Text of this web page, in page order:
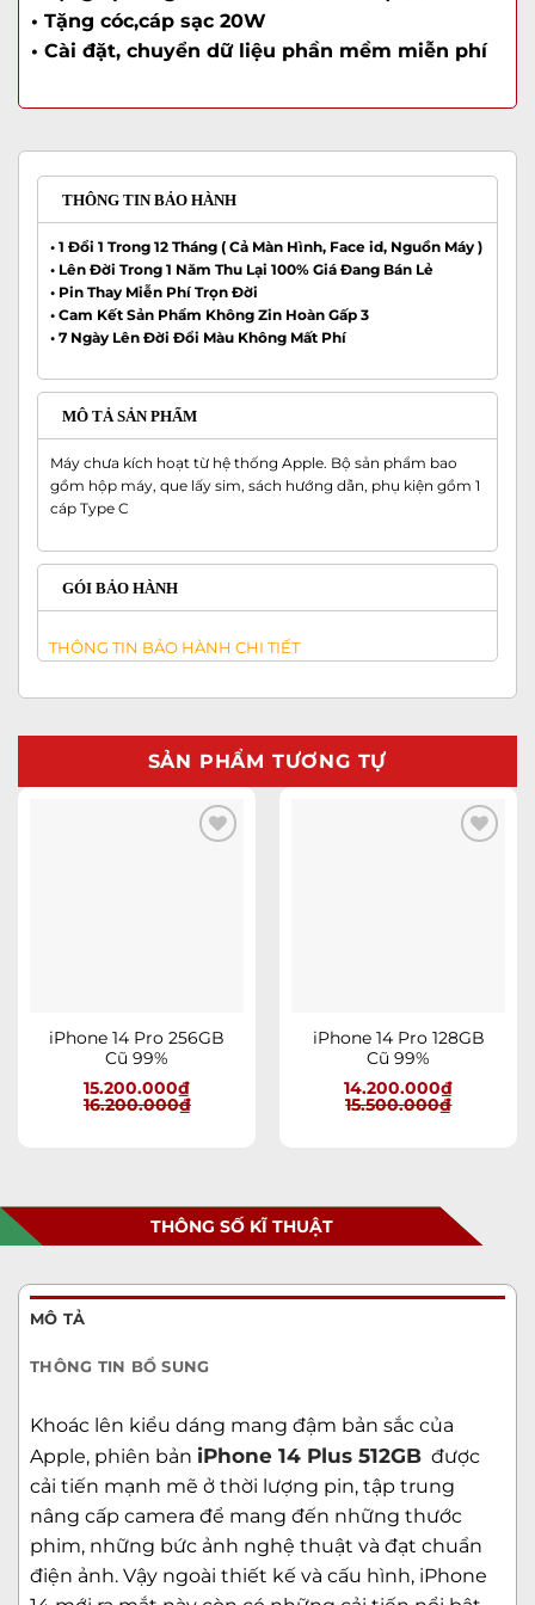
• Tặng cóc,cáp sạc 20W
• Cài đặt, chuyển dữ liệu phần mềm miễn phí
THÔNG TIN BẢO HÀNH
• 1 Đổi 1 Trong 12 Tháng ( Cả Màn Hình, Face id, Nguồn Máy )
• Lên Đời Trong 1 Năm Thu Lại 100% Giá Đang Bán Lẻ
• Pin Thay Miễn Phí Trọn Đời
• Cam Kết Sản Phẩm Không Zin Hoàn Gấp 3
• 7 Ngày Lên Đời Đổi Màu Không Mất Phí
MÔ TẢ SẢN PHẨM
Máy chưa kích hoạt từ hệ thống Apple. Bộ sản phẩm bao
gồm hộp máy, que lấy sim, sách hướng dẫn, phụ kiện gồm 1
cáp Type C
GÓI BẢO HÀNH
THÔNG TIN BẢO HÀNH CHI TIẾT
SẢN PHẨM TƯƠNG TỰ
iPhone 14 Pro 256GB
Cũ 99%
15.200.000₫
16.200.000₫
iPhone 14 Pro 128GB
Cũ 99%
14.200.000₫
15.500.000₫
THÔNG SỐ KĨ THUẬT
MÔ TẢ
THÔNG TIN BỔ SUNG
Khoác lên kiểu dáng mang đậm bản sắc của
Apple, phiên bản iPhone 14 Plus 512GB được
cải tiến mạnh mẽ ở thời lượng pin, tập trung
nâng cấp camera để mang đến những thước
phim, những bức ảnh nghệ thuật và đạt chuẩn
điện ảnh. Vậy ngoài thiết kế và cấu hình, iPhone